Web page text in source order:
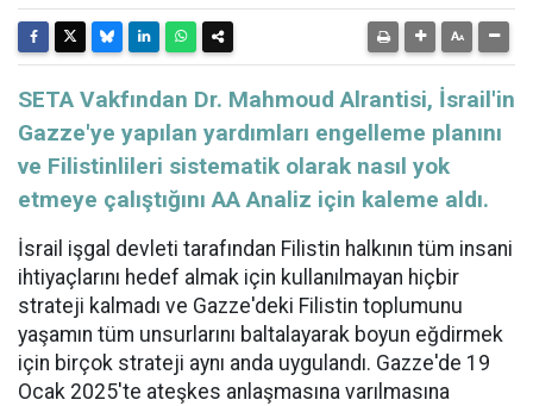
SETA Vakfından Dr. Mahmoud Alrantisi, İsrail'in
Gazze'ye yapılan yardımları engelleme planını
ve Filistinlileri sistematik olarak nasıl yok
etmeye çalıştığını AA Analiz için kaleme aldı.
İsrail işgal devleti tarafından Filistin halkının tüm insani
ihtiyaçlarını hedef almak için kullanılmayan hiçbir
strateji kalmadı ve Gazze'deki Filistin toplumunu
yaşamın tüm unsurlarını baltalayarak boyun eğdirmek
için birçok strateji aynı anda uygulandı. Gazze'de 19
Ocak 2025'te ateşkes anlaşmasına varılmasına